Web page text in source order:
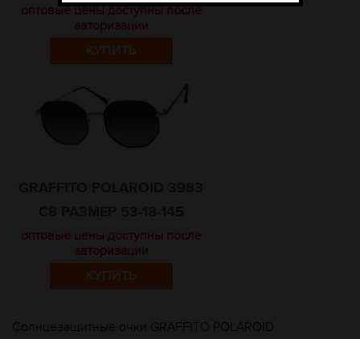
оптовые цены доступны после
авторизации
КУПИТЬ
оптовые цены доступны после
авторизации
КУПИТЬ
Солнцезащитные очки GRAFFITO POLAROID